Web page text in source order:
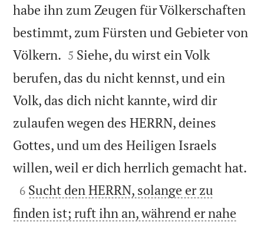
habe ihn zum Zeugen für Völkerschaften
bestimmt, zum Fürsten und Gebieter von
Völkern. 

5 Siehe, du wirst ein Volk
berufen, das du nicht kennst, und ein
Volk, das dich nicht kannte, wird dir
zulaufen wegen des HERRN, deines
Gottes, und um des Heiligen Israels
willen, weil er dich herrlich gemacht hat.

6 Sucht den HERRN, solange er zu
finden ist; ruft ihn an, während er nahe